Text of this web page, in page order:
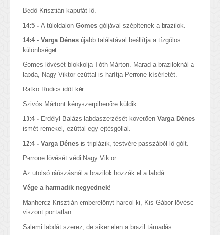
Bedő Krisztián kapufát lő.
14:5 - A túloldalon Gomes góljával szépítenek a brazilok.
14:4 - Varga Dénes újabb találatával beállítja a tízgólos
különbséget.
Gomes lövését blokkolja Tóth Márton. Marad a braziloknál a
labda, Nagy Viktor ezúttal is hárítja Perrone kísérletét.
Ratko Rudics időt kér.
Szivós Mártont kényszerpihenőre küldik.
13:4 - Erdélyi Balázs labdaszerzését követően Varga Dénes
ismét remekel, ezúttal egy ejtésgóllal.
12:4 - Varga Dénes is triplázik, testvére passzából lő gólt.
Perrone lövését védi Nagy Viktor.
Az utolsó ráúszásnál a brazilok hozzák el a labdát.
Vége a harmadik negyednek!
Manhercz Krisztián emberelőnyt harcol ki, Kis Gábor lövése
viszont pontatlan.
Salemi labdát szerez, de sikertelen a brazil támadás.